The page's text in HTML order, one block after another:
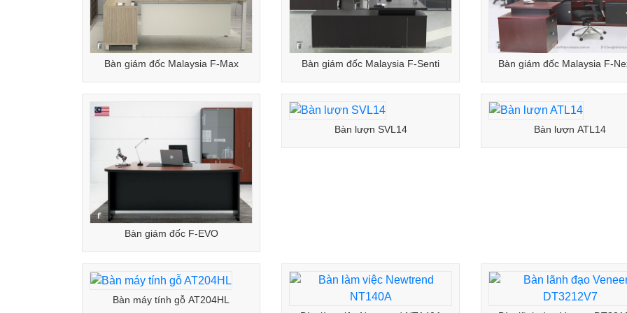
Bàn giám đốc Malaysia F-Max Bàn giám đốc Malaysia F-Senti Bàn giám đốc Malaysia F-
Bàn giám đốc F-EVO
Bàn lượn SVL14 Bàn lượn ATL14
Bàn máy tính gỗ AT204HL